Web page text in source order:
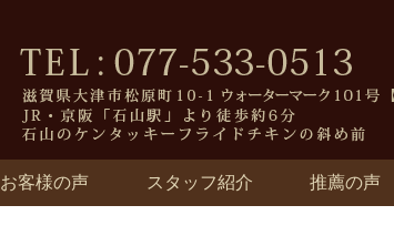
お客様の声 スタッフ紹介 推薦の声